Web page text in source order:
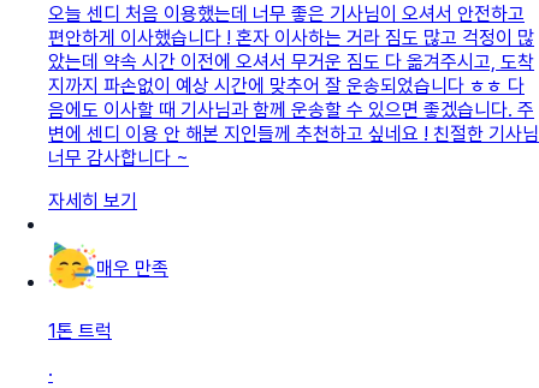
오늘 센디 처음 이용했는데 너무 좋은 기사님이 오셔서 안전하고
편안하게 이사했습니다 ! 혼자 이사하는 거라 짐도 많고 걱정이 많
았는데 약속 시간 이전에 오셔서 무거운 짐도 다 옮겨주시고, 도착
지까지 파손없이 예상 시간에 맞추어 잘 운송되었습니다 ㅎㅎ 다
음에도 이사할 때 기사님과 함께 운송할 수 있으면 좋겠습니다. 주
변에 센디 이용 안 해본 지인들께 추천하고 싶네요 ! 친절한 기사님
너무 감사합니다 ~
자세히 보기
매우 만족
1톤 트럭
·